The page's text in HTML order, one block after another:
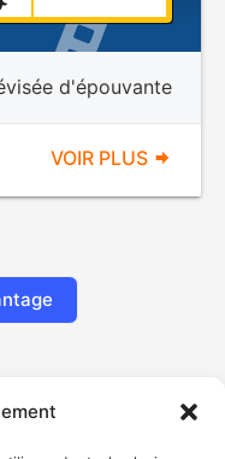
d'épouvante
VOIR PLUS